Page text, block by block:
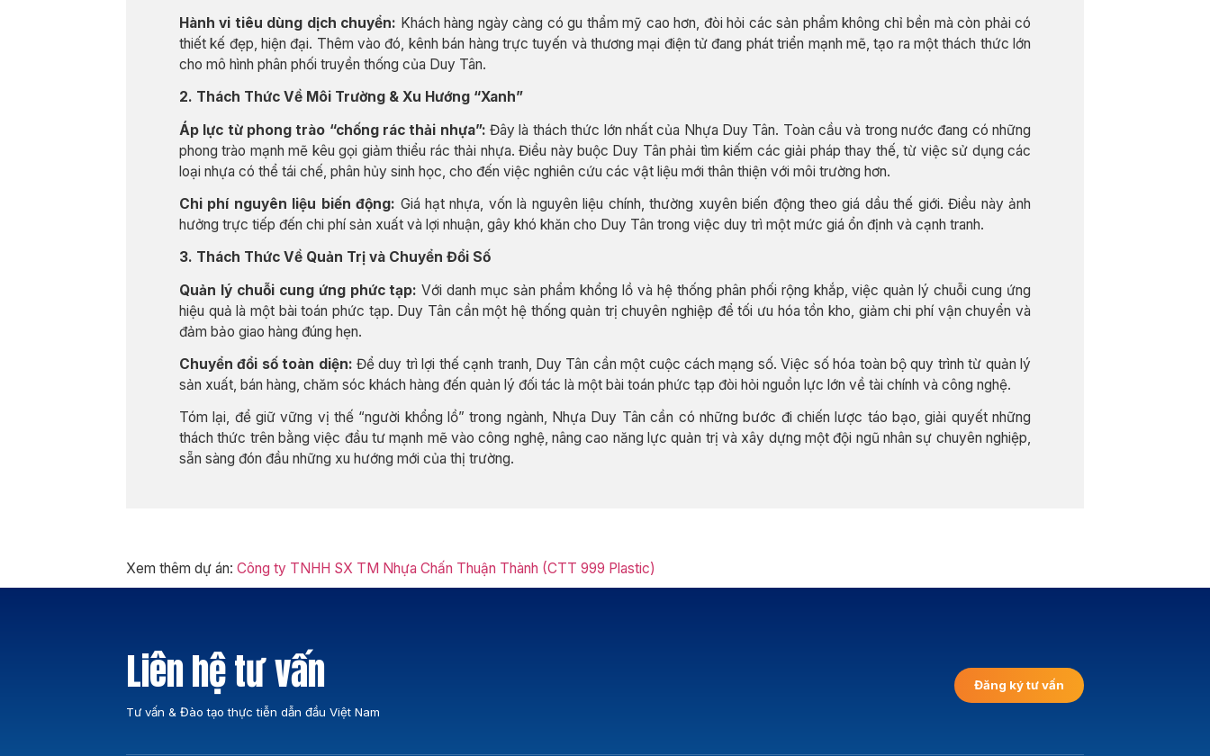
Hành vi tiêu dùng dịch chuyển: Khách hàng ngày càng có gu thẩm mỹ cao hơn, đòi hỏi các sản phẩm không chỉ bền mà còn phải có
thiết kế đẹp, hiện đại. Thêm vào đó, kênh bán hàng trực tuyến và thương mại điện tử đang phát triển mạnh mẽ, tạo ra một thách thức lớn
cho mô hình phân phối truyền thống của Duy Tân.
2. Thách Thức Về Môi Trường & Xu Hướng “Xanh”
Áp lực từ phong trào “chống rác thải nhựa”: Đây là thách thức lớn nhất của Nhựa Duy Tân. Toàn cầu và trong nước đang có những
phong trào mạnh mẽ kêu gọi giảm thiểu rác thải nhựa. Điều này buộc Duy Tân phải tìm kiếm các giải pháp thay thế, từ việc sử dụng các
loại nhựa có thể tái chế, phân hủy sinh học, cho đến việc nghiên cứu các vật liệu mới thân thiện với môi trường hơn.
Chi phí nguyên liệu biến động: Giá hạt nhựa, vốn là nguyên liệu chính, thường xuyên biến động theo giá dầu thế giới. Điều này ảnh
hưởng trực tiếp đến chi phí sản xuất và lợi nhuận, gây khó khăn cho Duy Tân trong việc duy trì một mức giá ổn định và cạnh tranh.
3. Thách Thức Về Quản Trị và Chuyển Đổi Số
Quản lý chuỗi cung ứng phức tạp: Với danh mục sản phẩm khổng lồ và hệ thống phân phối rộng khắp, việc quản lý chuỗi cung ứng
hiệu quả là một bài toán phức tạp. Duy Tân cần một hệ thống quản trị chuyên nghiệp để tối ưu hóa tồn kho, giảm chi phí vận chuyển và
đảm bảo giao hàng đúng hẹn.
Chuyển đổi số toàn diện: Để duy trì lợi thế cạnh tranh, Duy Tân cần một cuộc cách mạng số. Việc số hóa toàn bộ quy trình từ quản lý
sản xuất, bán hàng, chăm sóc khách hàng đến quản lý đối tác là một bài toán phức tạp đòi hỏi nguồn lực lớn về tài chính và công nghệ.
Tóm lại, để giữ vững vị thế “người khổng lồ” trong ngành, Nhựa Duy Tân cần có những bước đi chiến lược táo bạo, giải quyết những
thách thức trên bằng việc đầu tư mạnh mẽ vào công nghệ, nâng cao năng lực quản trị và xây dựng một đội ngũ nhân sự chuyên nghiệp,
sẵn sàng đón đầu những xu hướng mới của thị trường.
Xem thêm dự án: Công ty TNHH SX TM Nhựa Chấn Thuận Thành (CTT 999 Plastic)
Liên hệ tư vấn
Tư vấn & Đào tạo thực tiễn dẫn đầu Việt Nam
Đăng ký tư vấn